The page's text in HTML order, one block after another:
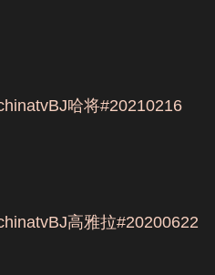
哈将#20210216
高雅拉#20200622